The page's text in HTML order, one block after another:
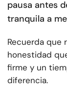
pausa antes
tranquila a
Recuerda que
honestidad
firme y un
diferencia.